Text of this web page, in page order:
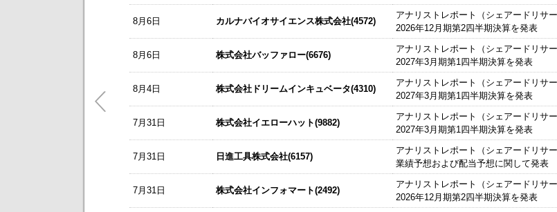
リーダー電子(6867)
今すぐ登録
東テク(9960)
今すぐ登録
アナリストレポート（シェアードリサーチ） ： 2027年3月期第1四半期決算を発表
ＳＢＳホールディングス(2384)
今すぐ登録
2026年12月期 第２四半期決算説明資料
レント(372A)
今すぐ登録
静銀リース株式会社との業務提携に関するお知らせ
「熊本中央センター」 新規開設のお知らせ
8月6日 カルナバイオサイエンス株式会社(4572)
アナリストレポート（シェアードリサー
2026年12月期第2四半期決算を発表
8月6日 株式会社バッファロー(6676)
アナリストレポート（シェアードリサー
2027年3月期第1四半期決算を発表
8月4日 株式会社ドリームインキュベータ(4310)
アナリストレポート（シェアードリサー
2027年3月期第1四半期決算を発表
7月31日 株式会社イエローハット(9882)
アナリストレポート（シェアードリサー
2027年3月期第1四半期決算を発表
7月31日 日進工具株式会社(6157)
アナリストレポート（シェアードリサー
業績予想および配当予想に関して発表
7月31日 株式会社インフォマート(2492)
アナリストレポート（シェアードリサー
2026年12月期第2四半期決算を発表
これまで開催した、個人投資家向けIRセミナーやオンラインIRセミナーの内容を動画
今後のスケジュールにつきましては、こちらよりご確認ください。
8/3 カバー(5253)の掲載を開始いたしました。 今すぐ登録
8/3日本テクノ・ラボ(3849)の掲載を開始いたしました。
5/21 梅の花グループ(7604)の掲載を開始いたしました。 今すぐ登録
【ニュースリリース】「WEB海外IRサービス」提供開始！ ～海外機関投資家との
【ご提案書】戦略的グローバルＩＲのご提案
新規掲載企業